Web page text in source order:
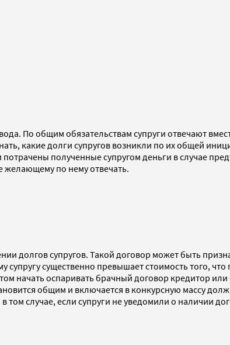
По общим обязательствам супруги отвечают
какие долги супругов возникли по их общей
полученные супругом деньги в случае
желающему по нему отвечать.
долгов супругов. Такой договор может быть
существенно превышает стоимость того,
начать оспаривать брачный договор кредитор
общим и включается в конкурсную массу
случае, если супруги не уведомили о наличии